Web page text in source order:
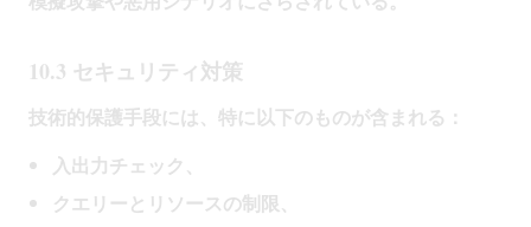
10.3 セキュリティ対策
技術的保護手段には、特に以下のものが含まれる：
入出力チェック、
クエリーとリソースの制限、